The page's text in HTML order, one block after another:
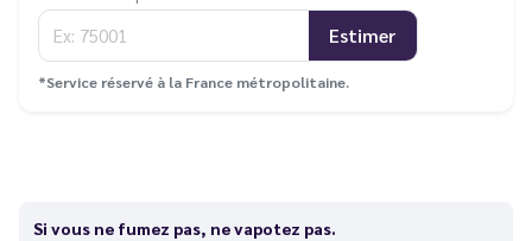
Estimer
*Service réservé à la France métropolitaine.
Si vous ne fumez pas, ne vapotez pas.